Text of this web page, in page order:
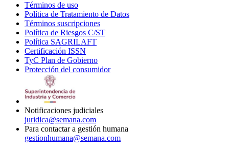
Términos de uso
in
new
window
Política de Tratamiento de Datos
Términos suscripciones
in
Política de Riesgos C/ST
Política SAGRILAFT
new
window
Certificación ISSN
in
new
TyC Plan de Gobierno
in
Protección del consumidorOpens
Notificaciones judiciales
juridica@semana.com
Para contactar a gestión humana
gestionhumana@semana.com